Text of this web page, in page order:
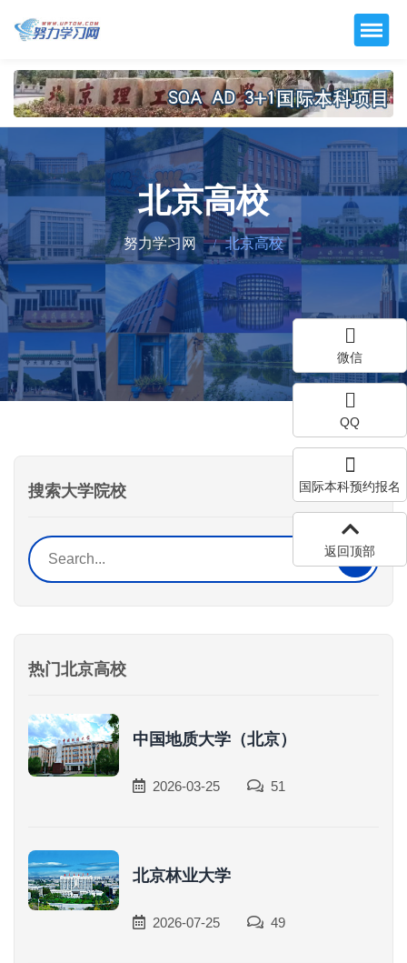
北京高校
努力学习网 北京高校
搜索大学院校
热门北京高校
中国地质大学（北京）
2026-03-25 51
北京林业大学
2026-07-25 49
微信
QQ
国际本科预约报名
返回顶部